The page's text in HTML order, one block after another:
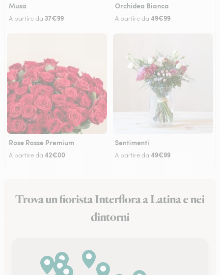
Musa
A partire da 37€99
Orchidea Bianca
A partire da 49€99
Rose Rosse Premium
A partire da 42€00
Sentimenti
A partire da 49€99
Trova un fiorista Interflora a Latina e nei
dintorni